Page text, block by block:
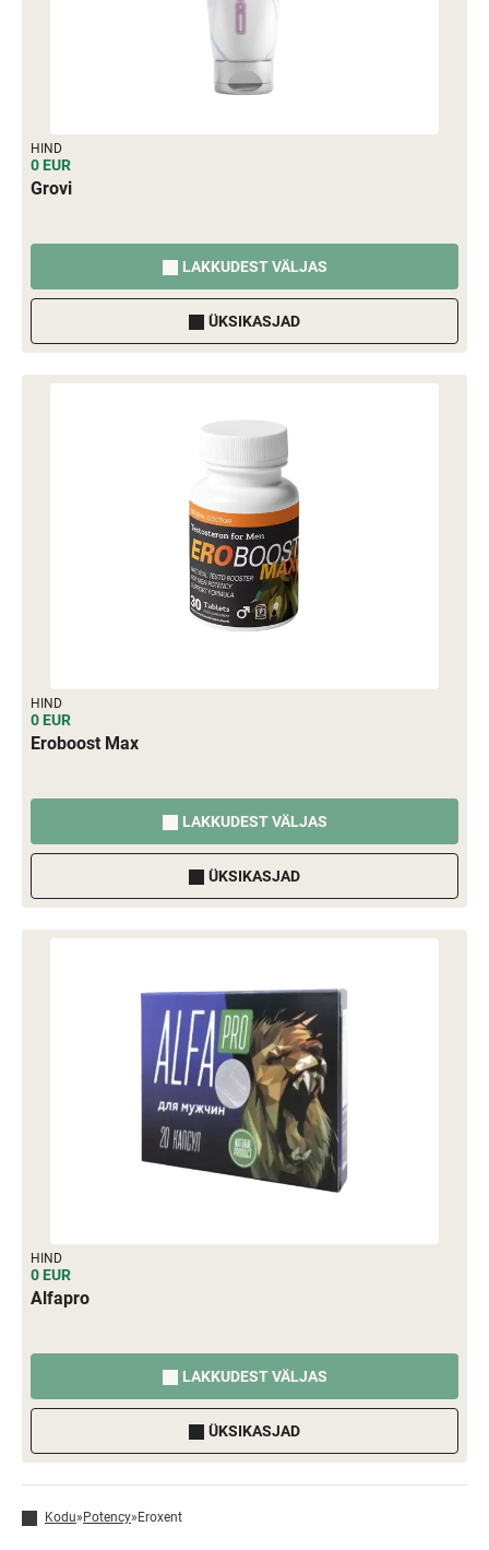
HIND
0 EUR
Grovi
LAKKUDEST VÄLJAS
ÜKSIKASJAD
HIND
0 EUR
Eroboost Max
LAKKUDEST VÄLJAS
ÜKSIKASJAD
HIND
0 EUR
Alfapro
LAKKUDEST VÄLJAS
ÜKSIKASJAD
Kodu» Potency» Eroxent